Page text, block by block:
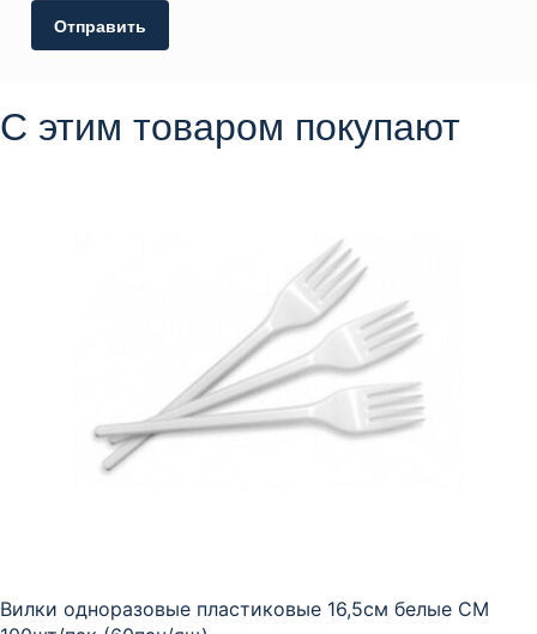
С этим товаром покупают
Вилки одноразовые пластиковые 16,5см белые СМ